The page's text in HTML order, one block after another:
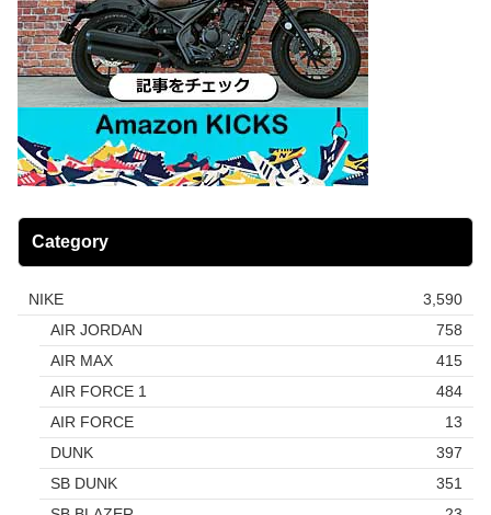
Category
NIKE
3,590
AIR JORDAN
758
AIR MAX
415
AIR FORCE 1
484
AIR FORCE
13
DUNK
397
SB DUNK
351